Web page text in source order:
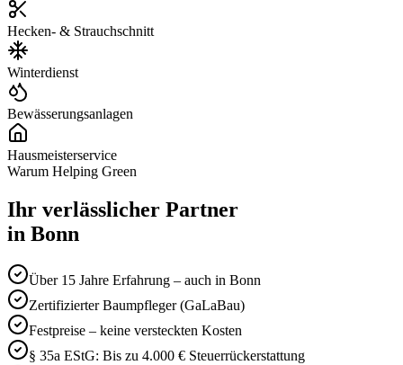
Hecken- & Strauchschnitt
Winterdienst
Bewässerungsanlagen
Hausmeisterservice
Warum Helping Green
Ihr verlässlicher Partner
in Bonn
Über 15 Jahre Erfahrung – auch in Bonn
Zertifizierter Baumpfleger (GaLaBau)
Festpreise – keine versteckten Kosten
§ 35a EStG: Bis zu 4.000 € Steuerrückerstattung